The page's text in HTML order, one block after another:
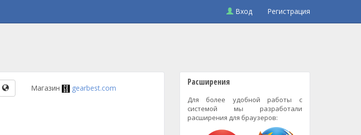
Вход Регистрация
Магазин gearbest.com
Расширения
Для более удобной работы с
системой мы разработали
расширения для браузеров: